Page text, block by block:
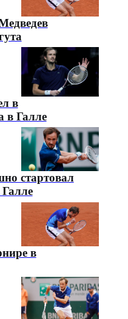
в
в Галле
стартовал
в